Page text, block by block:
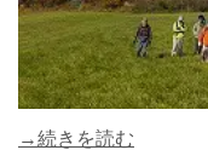
→続きを読む